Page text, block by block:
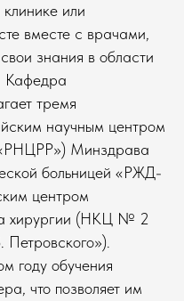
или
вместе с врачами,
знания в области
Кафедра
тремя
научным центром
Минздрава
больницей «РЖД-
центром
хирургии (НКЦ № 2
году обучения
что позволяет им